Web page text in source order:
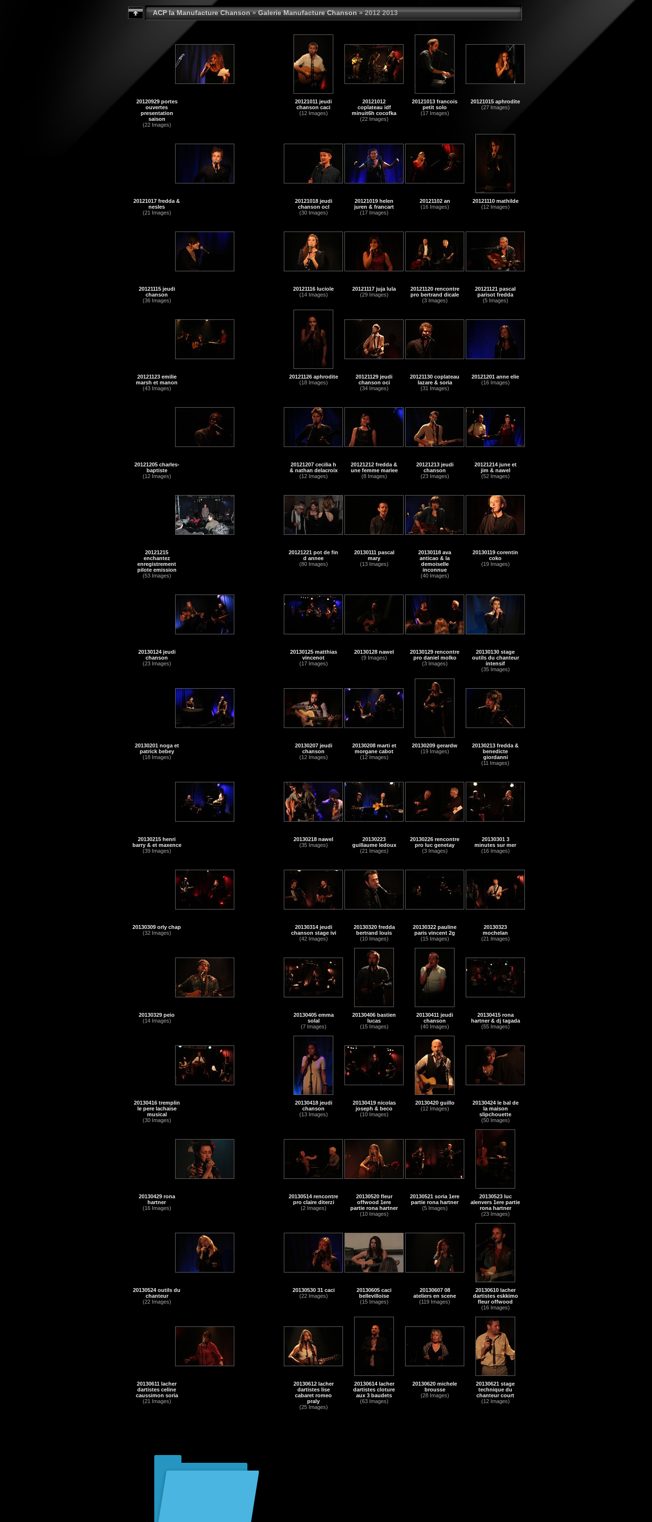
ACP la Manufacture Chanson»Galerie Manufacture Chanson» 2012 2013
20120929 portes
ouvertes
presentation
saison
(22 Images)
20121011 jeudi
chanson caci
(12 Images)
20121012
coplateau idf
minuit6h cocofka
(22 Images)
20121013 francois
petit solo
(17 Images)
20121015 aphrodite
(27 Images)
20121017 fredda &
nesles
(21 Images)
20121018 jeudi
chanson ocl
(30 Images)
20121019 helen
juren & francart
(17 Images)
20121102 an
(16 Images)
20121110 mathilde
(12 Images)
20121115 jeudi
chanson
(36 Images)
20121116 luciole
(14 Images)
20121117 juja lula
(29 Images)
20121120 rencontre
pro bertrand dicale
(3 Images)
20121121 pascal
parisot fredda
(5 Images)
20121123 emilie
marsh et manon
(43 Images)
20121126 aphrodite
(18 Images)
20121129 jeudi
chanson oci
(34 Images)
20121130 coplateau
lazare & soria
(31 Images)
20121201 anne elie
(16 Images)
20121205 charles-
baptiste
(12 Images)
20121207 cecilia h
& nathan delacroix
(12 Images)
20121212 fredda &
une femme mariee
(8 Images)
20121213 jeudi
chanson
(23 Images)
20121214 june et
jim & nawel
(52 Images)
20121215
enchantez
enregistrement
pilote emission
(53 Images)
20121221 pot de fin
d annee
(80 Images)
20130111 pascal
mary
(13 Images)
20130118 ava
anticao & la
demoiselle
inconnue
(40 Images)
20130119 corentin
coko
(19 Images)
20130124 jeudi
chanson
(23 Images)
20130125 matthias
vincenot
(17 Images)
20130128 nawel
(9 Images)
20130129 rencontre
pro daniel molko
(3 Images)
20130130 stage
outils du chanteur
intensif
(35 Images)
20130201 noga et
patrick bebey
(18 Images)
20130207 jeudi
chanson
(12 Images)
20130208 marti et
morgane cabot
(12 Images)
20130209 gerardw
(19 Images)
20130213 fredda &
benedicte
giordanni
(11 Images)
20130215 henri
barry & et maxence
(39 Images)
20130218 nawel
(35 Images)
20130223
guillaume ledoux
(21 Images)
20130226 rencontre
pro luc genetay
(3 Images)
20130301 3
minutes sur mer
(16 Images)
20130309 orly chap
(32 Images)
20130314 jeudi
chanson stage ivi
(42 Images)
20130320 fredda
bertrand louis
(10 Images)
20130322 pauline
paris vincent 2g
(15 Images)
20130323
mochelan
(21 Images)
20130329 peio
(14 Images)
20130405 emma
solal
(7 Images)
20130406 bastien
lucas
(15 Images)
20130411 jeudi
chanson
(40 Images)
20130415 rona
hartner & dj tagada
(55 Images)
20130416 tremplin
le pere lachaise
musical
(30 Images)
20130418 jeudi
chanson
(13 Images)
20130419 nicolas
joseph & beco
(10 Images)
20130420 guillo
(12 Images)
20130424 le bal de
la maison
slipchouette
(50 Images)
20130429 rona
hartner
(16 Images)
20130514 rencontre
pro claire diterzi
(2 Images)
20130520 fleur
offwood 1ere
partie rona hartner
(10 Images)
20130521 soria 1ere
partie rona hartner
(5 Images)
20130523 luc
alenvers 1ere partie
rona hartner
(23 Images)
20130524 outils du
chanteur
(22 Images)
20130530 31 caci
(22 Images)
20130605 caci
bellevilloise
(15 Images)
20130607 08
ateliers en scene
(119 Images)
20130610 lacher
dartistes eskkimo
fleur offwood
(16 Images)
20130611 lacher
dartistes celine
caussimon soria
(21 Images)
20130612 lacher
dartistes lise
cabaret romeo
praly
(25 Images)
20130614 lacher
dartistes cloture
aux 3 baudets
(63 Images)
20130620 michele
brousse
(28 Images)
20130621 stage
technique du
chanteur court
(12 Images)